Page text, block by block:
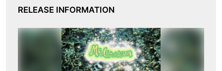
RELEASE INFORMATION